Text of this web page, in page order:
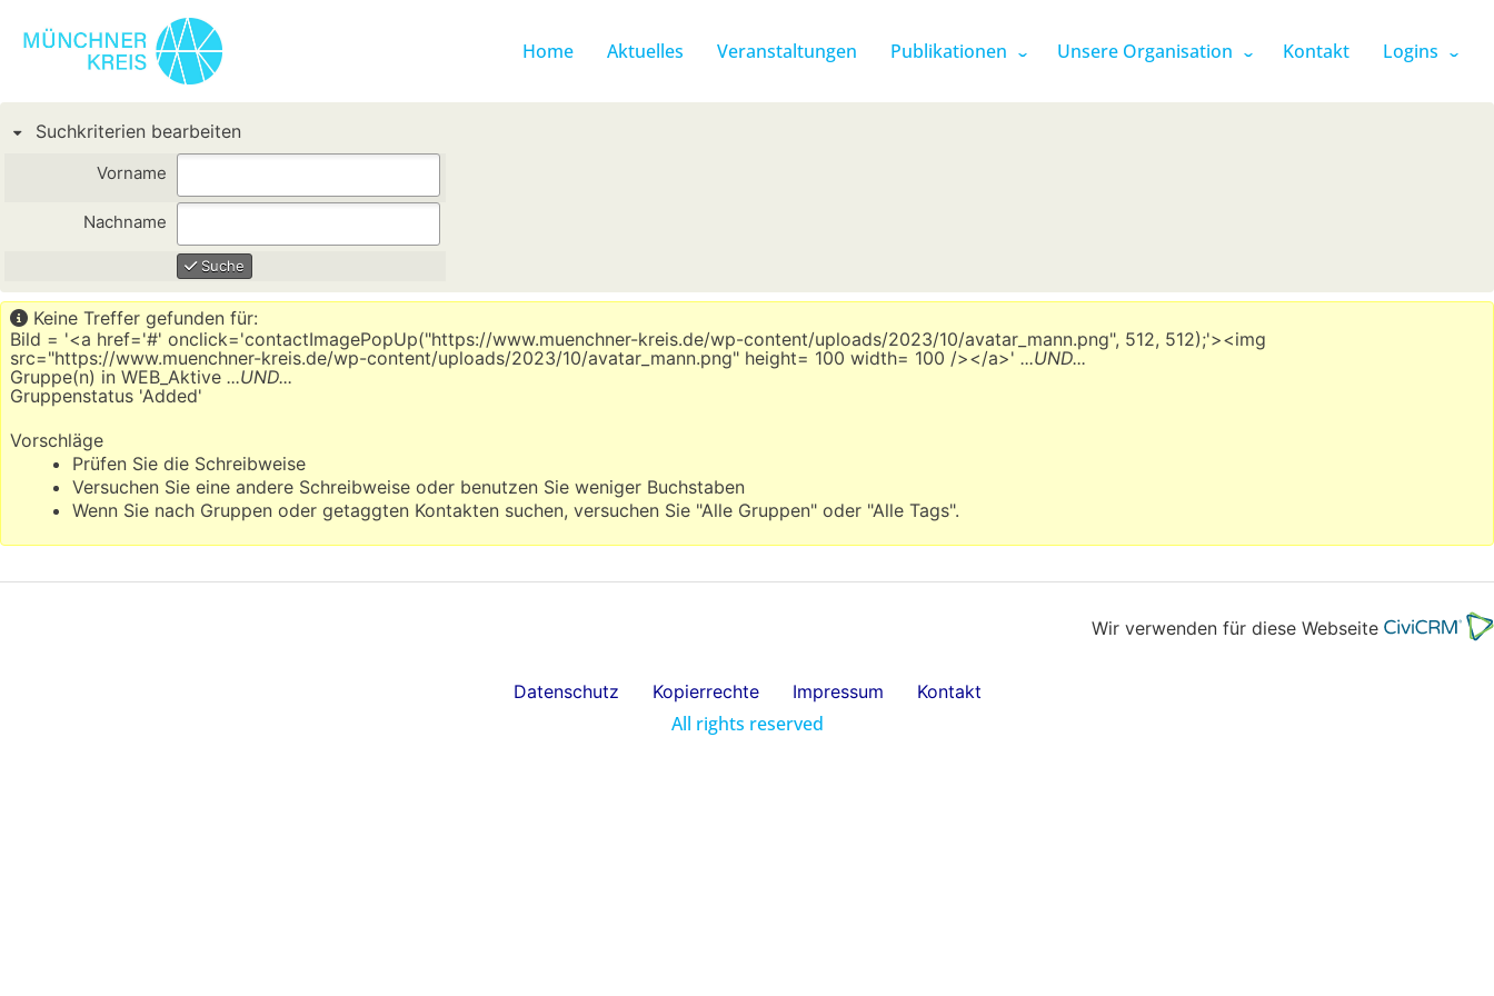
Home Aktuelles Veranstaltungen Publikationen Unsere Organisation Kontakt Logins
Suchkriterien bearbeiten
Vorname
Nachname
Suche
Keine Treffer gefunden für:
Bild = '<a href='#' onclick='contactImagePopUp("https://www.muenchner-kreis.de/wp-content/uploads/2023/10/avatar_mann.png", 512, 512);'><img
src="https://www.muenchner-kreis.de/wp-content/uploads/2023/10/avatar_mann.png" height= 100 width= 100 /></a>' ...UND...
Gruppe(n) in WEB_Aktive ...UND...
Gruppenstatus 'Added'
Vorschläge
Prüfen Sie die Schreibweise
Versuchen Sie eine andere Schreibweise oder benutzen Sie weniger Buchstaben
Wenn Sie nach Gruppen oder getaggten Kontakten suchen, versuchen Sie "Alle Gruppen" oder "Alle Tags".
Wir verwenden für diese Webseite
Datenschutz Kopierrechte Impressum Kontakt
All rights reserved